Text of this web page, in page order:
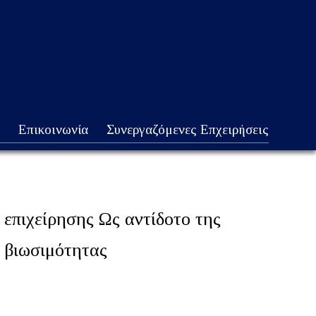
Επικοινωνία Συνεργαζόμενες Επχειρήσεις
Ως αντίδοτο της